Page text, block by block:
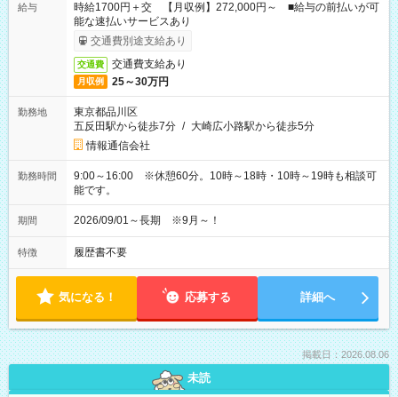
給与
時給1700円＋交 【月収例】272,000円～ ■給与の前払いが可
能な速払いサービスあり
交通費別途支給あり
交通費 交通費支給あり
月収例 25～30万円
勤務地
東京都品川区
五反田駅から徒歩7分 / 大崎広小路駅から徒歩5分
情報通信会社
勤務時間
9:00～16:00 ※休憩60分。10時～18時・10時～19時も相談可
能です。
期間 2026/09/01～長期 ※9月～！
特徴 履歴書不要
気になる！ 応募する 詳細へ
掲載日：2026.08.06
未読